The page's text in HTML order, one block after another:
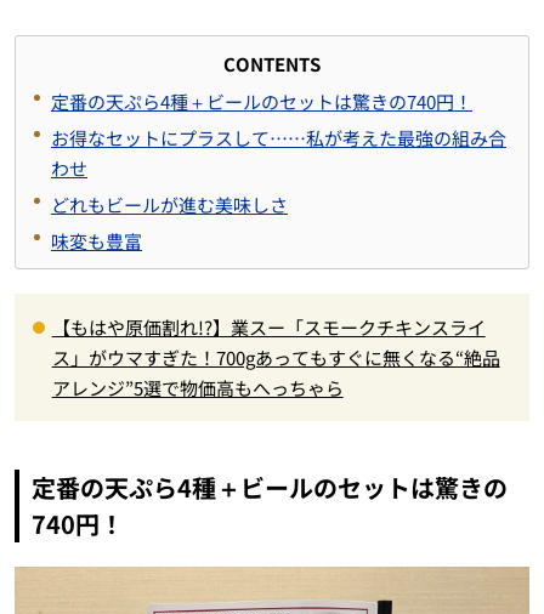
CONTENTS
定番の天ぷら4種＋ビールのセットは驚きの740円！
お得なセットにプラスして……私が考えた最強の組み合
わせ
どれもビールが進む美味しさ
味変も豊富
【もはや原価割れ!?】業スー「スモークチキンスライ
ス」がウマすぎた！700gあってもすぐに無くなる“絶品
アレンジ”5選で物価高もへっちゃら
定番の天ぷら4種＋ビールのセットは驚きの
740円！